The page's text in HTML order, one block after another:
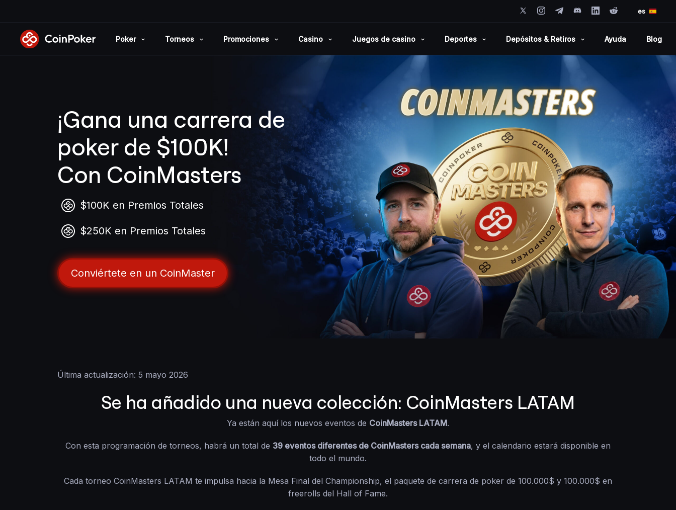
content
es
Poker Torneos Promociones Casino Juegos de casino Deportes Depósitos & Retiros Ayuda Blog
¡Gana una carrera de
poker de $100K!
Con CoinMasters
$100K en Premios Totales
$250K en Premios Totales
Conviértete en un CoinMaster
Última actualización: 5 mayo 2026
Se ha añadido una nueva colección: CoinMasters LATAM
Ya están aquí los nuevos eventos de CoinMasters LATAM.
Con esta programación de torneos, habrá un total de 39 eventos diferentes de CoinMasters cada semana, y el calendario estará disponible en
todo el mundo.
Cada torneo CoinMasters LATAM te impulsa hacia la Mesa Final del Championship, el paquete de carrera de poker de 100.000$ y 100.000$ en
freerolls del Hall of Fame.